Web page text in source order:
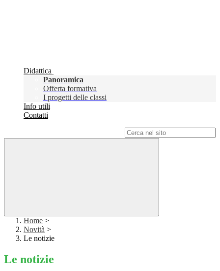
Didattica
Panoramica
Offerta formativa
I progetti delle classi
Info utili
Contatti
Home >
Novità >
Le notizie
Le notizie